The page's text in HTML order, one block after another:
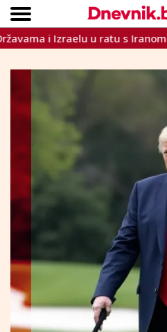
VIJESTI
SPORT
TEME
CRNA
Copyright ©
i Izraelu u ratu s Iranom